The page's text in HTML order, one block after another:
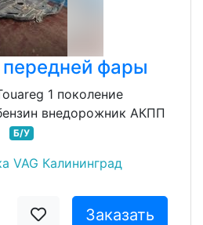
фары
1 поколение
внедорожник АКПП
Б/У
VAG Калининград
Заказать